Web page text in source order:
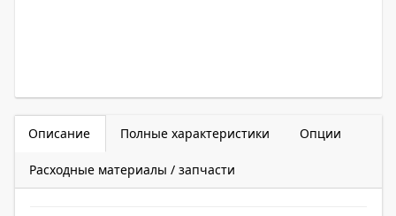
Описание Полные характеристики Опции
Расходные материалы / запчасти